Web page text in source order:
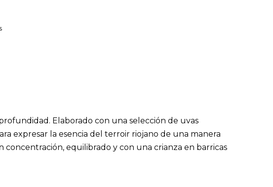
Elaborado con una selección de uvas
expresar la esencia del terroir riojano de una manera
equilibrado y con una crianza en barricas